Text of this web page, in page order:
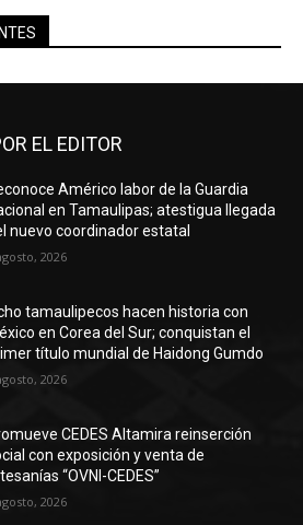
EL EDITOR
Américo labor de la Guardia
en Tamaulipas; atestigua llegada
nuevo coordinador estatal
2026
tamaulipecos hacen historia con
en Corea del Sur; conquistan el
título mundial de Haidong Gumdo
2026
CEDES Altamira reinserción
con exposición y venta de
“OVNI-CEDES”
2026